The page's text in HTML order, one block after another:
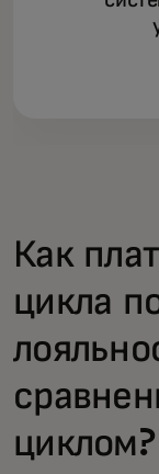
Как
цикла
циклом?